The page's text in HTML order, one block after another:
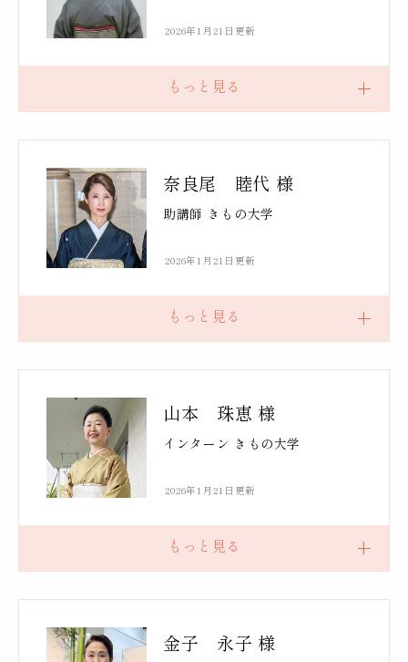
2026年1月21日更新
奈良尾 睦代 様
助講師 きもの大学
2026年1月21日更新
山本 珠恵 様
インターン きもの大学
2026年1月21日更新
金子 永子 様